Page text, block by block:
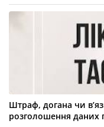
Штраф, догана чи
розголошення даних